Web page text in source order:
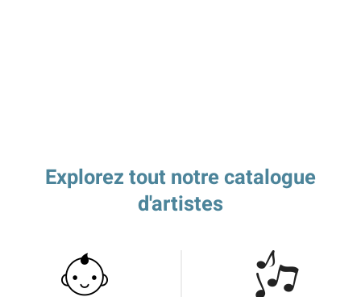
Explorez tout notre catalogue
d'artistes